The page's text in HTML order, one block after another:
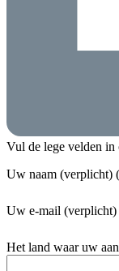
Vul de lege velden in
Uw naam (verplicht)
Uw e-mail (verplicht)
Het land waar uw